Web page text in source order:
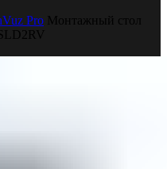
Pro Монтажный стол